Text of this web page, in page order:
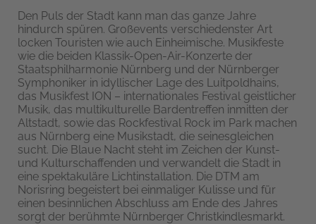
Den Puls der Stadt kann man das ganze Jahre
hindurch spüren. Großevents verschiedenster Art
locken Touristen wie auch Einheimische. Musikfeste
wie die beiden Klassik-Open-Air-Konzerte der
Staatsphilharmonie Nürnberg und der Nürnberger
Symphoniker in idyllischer Lage des Luitpoldhains,
das Musikfest ION – internationales Festival geistlicher
Musik, das multikulturelle Bardentreffen inmitten der
Altstadt, sowie das Rockfestival Rock im Park machen
aus Nürnberg eine Musikstadt, die seinesgleichen
sucht. Die Blaue Nacht steht im Zeichen der Kunst-
und Kulturschaffenden und verwandelt die Stadt in
eine spektakuläre Lichtinstallation. Die DTM am
Norisring begeistert bei einmaliger Kulisse und für
einen besinnlichen Abschluss am Ende des Jahres
sorgt der berühmte Nürnberger Christkindlesmarkt.